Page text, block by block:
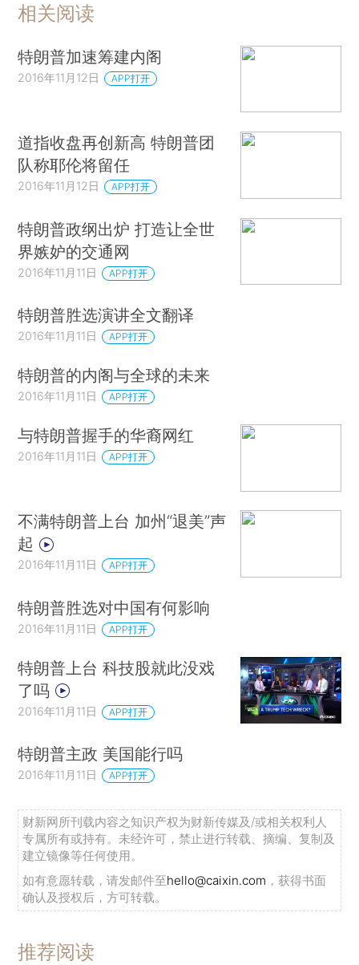
相关阅读
特朗普加速筹建内阁
2016年11月12日 APP打开
道指收盘再创新高 特朗普团
队称耶伦将留任
2016年11月12日 APP打开
特朗普政纲出炉 打造让全世
界嫉妒的交通网
2016年11月11日 APP打开
特朗普胜选演讲全文翻译
2016年11月11日 APP打开
特朗普的内阁与全球的未来
2016年11月11日 APP打开
与特朗普握手的华裔网红
2016年11月11日 APP打开
不满特朗普上台 加州“退美”声
起
2016年11月11日 APP打开
特朗普胜选对中国有何影响
2016年11月11日 APP打开
特朗普上台 科技股就此没戏
了吗
2016年11月11日 APP打开
特朗普主政 美国能行吗
2016年11月11日 APP打开
财新网所刊载内容之知识产权为财新传媒及/或相关权利人
专属所有或持有。未经许可，禁止进行转载、摘编、复制及
建立镜像等任何使用。
如有意愿转载，请发邮件至hello@caixin.com ，获得书面
确认及授权后，方可转载。
推荐阅读